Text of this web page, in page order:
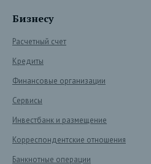
Бизнесу
Расчетный счет
Кредиты
Финансовые организации
Сервисы
Инвестбанк и размещение
Корреспондентские отношения
Банкнотные операции